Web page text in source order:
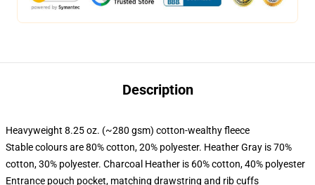
Description
Heavyweight 8.25 oz. (~280 gsm) cotton-wealthy fleece
Stable colours are 80% cotton, 20% polyester. Heather Gray is 70%
cotton, 30% polyester. Charcoal Heather is 60% cotton, 40% polyester
Entrance pouch pocket, matching drawstring and rib cuffs